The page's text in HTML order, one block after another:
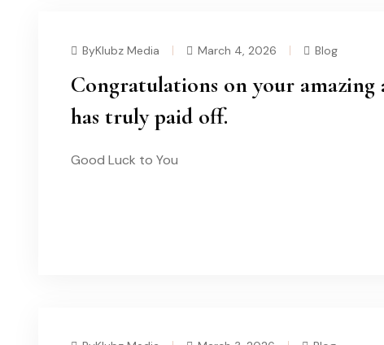
ByKlubz Media March 4, 2026 Blog
Congratulations on your
has truly paid off.
Good Luck to You